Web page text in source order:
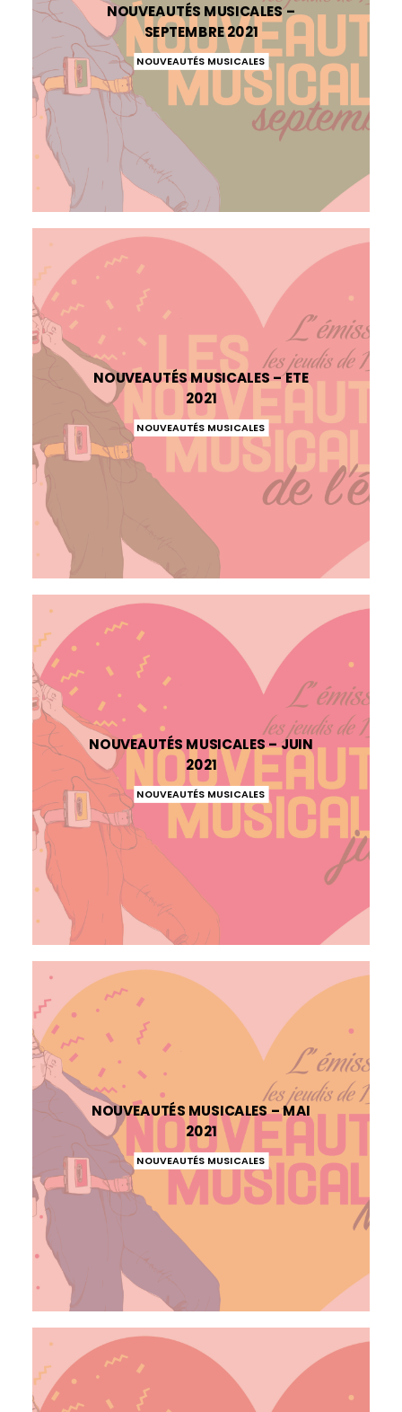
NOUVEAUTÉS MUSICALES –
SEPTEMBRE 2021
NOUVEAUTÉS MUSICALES
NOUVEAUTÉS MUSICALES – ETE
2021
NOUVEAUTÉS MUSICALES
NOUVEAUTÉS MUSICALES – JUIN
2021
NOUVEAUTÉS MUSICALES
NOUVEAUTÉS MUSICALES – MAI
2021
NOUVEAUTÉS MUSICALES